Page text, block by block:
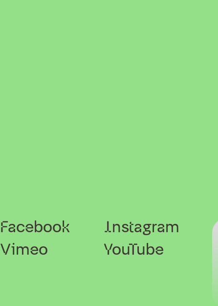
Facebook
Instagram
Vimeo
YouTube